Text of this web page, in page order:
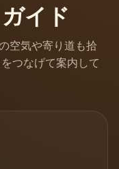
イド
空気や寄り道も拾
つなげて案内して